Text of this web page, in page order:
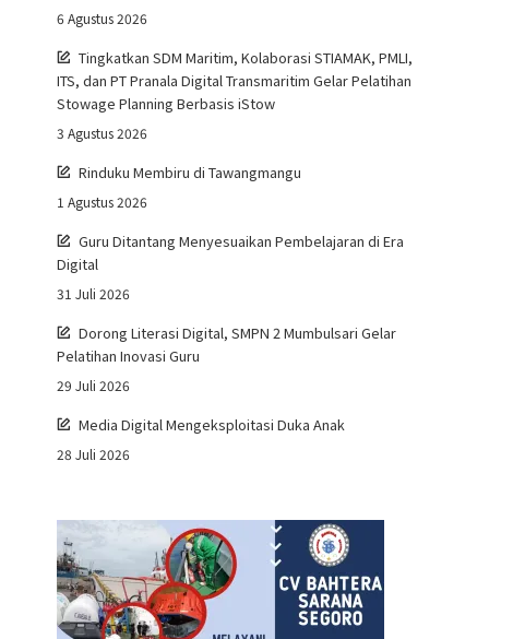
6 Agustus 2026
Tingkatkan SDM Maritim, Kolaborasi STIAMAK, PMLI,
ITS, dan PT Pranala Digital Transmaritim Gelar Pelatihan
Stowage Planning Berbasis iStow
3 Agustus 2026
Rinduku Membiru di Tawangmangu
1 Agustus 2026
Guru Ditantang Menyesuaikan Pembelajaran di Era
Digital
31 Juli 2026
Dorong Literasi Digital, SMPN 2 Mumbulsari Gelar
Pelatihan Inovasi Guru
29 Juli 2026
Media Digital Mengeksploitasi Duka Anak
28 Juli 2026